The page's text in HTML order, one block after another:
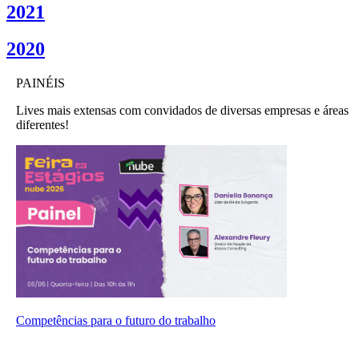
2021
2020
PAINÉIS
Lives mais extensas com convidados de diversas empresas e áreas
diferentes!
Competências para o futuro do trabalho